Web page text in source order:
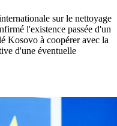
sur le nettoyage
l'existence passée d'un
Kosovo à coopérer avec la
d'une éventuelle